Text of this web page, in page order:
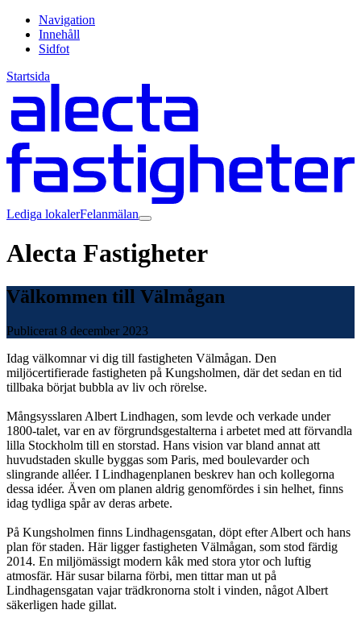
Navigation
Innehåll
Sidfot
Startsida
Lediga lokalerFelanmälan
Alecta Fastigheter
Välkommen till Välmågan
Publicerat 8 december 2023
Idag välkomnar vi dig till fastigheten Välmågan. Den
miljöcertifierade fastigheten på Kungsholmen, där det sedan en tid
tillbaka börjat bubbla av liv och rörelse.
Mångsysslaren Albert Lindhagen, som levde och verkade under
1800-talet, var en av förgrundsgestalterna i arbetet med att förvandla
lilla Stockholm till en storstad. Hans vision var bland annat att
huvudstaden skulle byggas som Paris, med boulevarder och
slingrande alléer. I Lindhagenplanen beskrev han och kollegorna
dessa idéer. Även om planen aldrig genomfördes i sin helhet, finns
idag tydliga spår av deras arbete.
På Kungsholmen finns Lindhagensgatan, döpt efter Albert och hans
plan för staden. Här ligger fastigheten Välmågan, som stod färdig
2014. En miljömässigt modern kåk med stora ytor och luftig
atmosfär. Här susar bilarna förbi, men tittar man ut på
Lindhagensgatan vajar trädkronorna stolt i vinden, något Albert
säkerligen hade gillat.